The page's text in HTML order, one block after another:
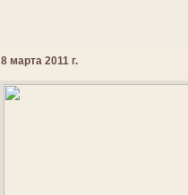
8 марта 2011 г.